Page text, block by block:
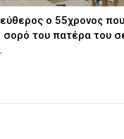
ο 55χρονος
σορό του πατέρα του